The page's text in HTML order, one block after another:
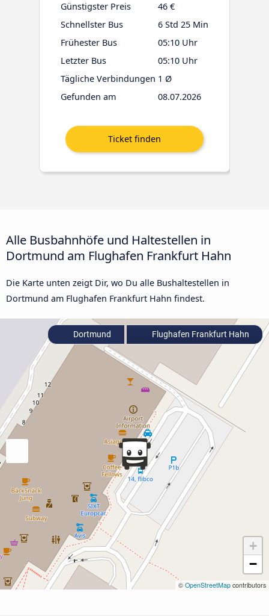
Günstigster Preis
46 €
Schnellster Bus
6 Std 25 Min
Frühester Bus
05:10 Uhr
Letzter Bus
05:10 Uhr
Tägliche Verbindungen 1 Ø
Gefunden am
08.07.2026
Alle Busbahnhöfe und Haltestellen in
Dortmund am Flughafen Frankfurt Hahn
Die Karte unten zeigt Dir, wo Du alle Bushaltestellen in
Dortmund am Flughafen Frankfurt Hahn findest.
+
−
© OpenStreetMap contributors
Dortmund Flughafen Frankfurt Hahn